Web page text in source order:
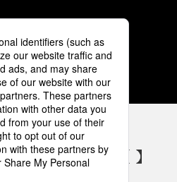
3 4 5
設備 SNSアカウント